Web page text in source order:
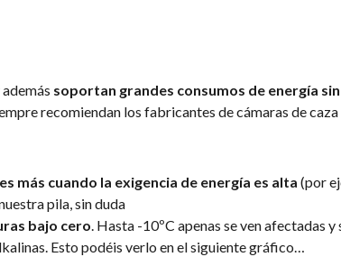
además soportan grandes consumos de energía
recomiendan los fabricantes de cámaras de
más cuando la exigencia de energía es alta (por
pila, sin duda
bajo cero. Hasta -10ºC apenas se ven afectadas
Esto podéis verlo en el siguiente gráfico…